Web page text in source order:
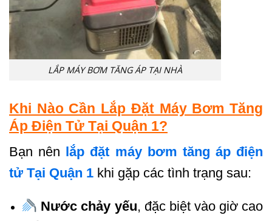
LẮP MÁY BƠM TĂNG ÁP TẠI NHÀ
Khi Nào Cần Lắp Đặt Máy Bơm Tăng
Áp Điện Tử Tại Quận 1?
Bạn nên lắp đặt máy bơm tăng áp điện
tử Tại Quận 1 khi gặp các tình trạng sau:
Nước chảy yếu, đặc biệt vào giờ cao